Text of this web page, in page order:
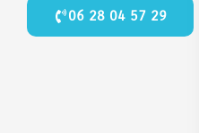
06 28 04 57 29